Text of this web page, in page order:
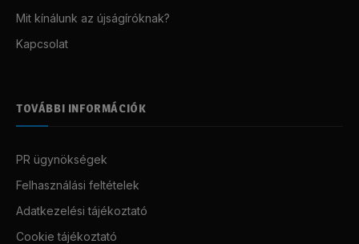
Mit kínálunk az újságíróknak?
Kapcsolat
TOVÁBBI INFORMÁCIÓK
PR ügynökségek
Felhasználási feltételek
Adatkezelési tájékoztató
Cookie tájékoztató